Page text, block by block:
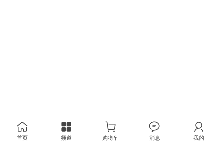
首页 频道 购物车 消息 我的